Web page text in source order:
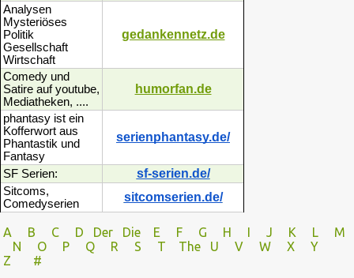
Analysen
Mysteriöses
Politik
Gesellschaft
Wirtschaft
gedankennetz.de
Comedy und
Satire auf youtube,
Mediatheken, ....
humorfan.de
phantasy ist ein
Kofferwort aus
Phantastik und
Fantasy
serienphantasy.de/
SF Serien: sf-serien.de/
Sitcoms,
Comedyserien
sitcomserien.de/
A B C D Der Die E F G H I J K L
M
N
O P Q R S T The U V
W X Y
Z
#